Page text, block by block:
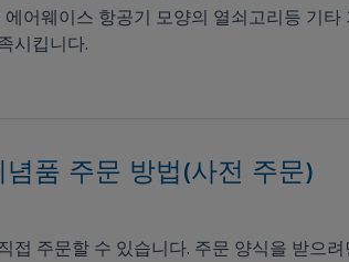
어웨이스 항공기 모양의 열쇠고리등 기
시킵니다.
념품 주문 방법(사전 주문)
접 주문할 수 있습니다. 주문 양식을 받으